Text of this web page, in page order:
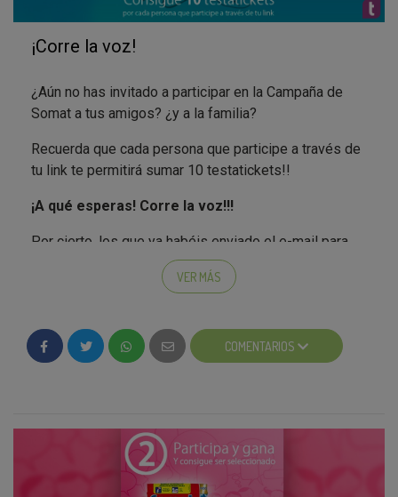
¡Corre la voz!
¿Aún no has invitado a participar en la Campaña de
Somat a tus amigos? ¿y a la familia?
Recuerda que cada persona que participe a través de
tu link te permitirá sumar 10 testatickets!!
¡A qué esperas! Corre la voz!!!
Por cierto, los que ya habéis enviado el e-mail para
que comprobemos que sois miembros de Tu Casa
Club y os sumemos los 300 puntos
poco más en sumároslos, debido al gran numero de
emails recibidos.
VER MÁS
COMENTARIOS